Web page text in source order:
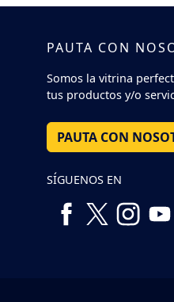
PAUTA CON
Somos la vitrina
tus productos y/o
PAUTA CON
SÍGUENOS EN